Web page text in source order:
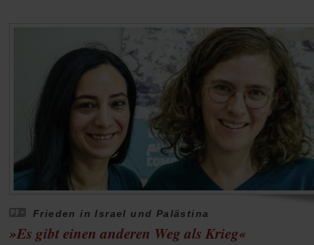
Frieden in Israel und Palästina
»Es gibt einen anderen Weg als Krieg«